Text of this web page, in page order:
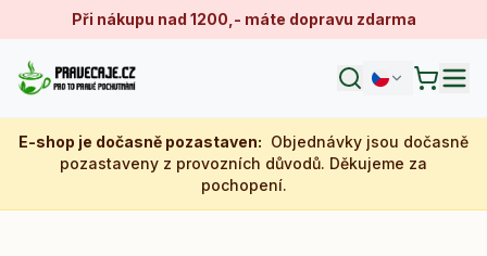
Při nákupu nad 1200,- máte dopravu zdarma
E-shop je dočasně pozastaven: Objednávky jsou dočasně
pozastaveny z provozních důvodů. Děkujeme za
pochopení.